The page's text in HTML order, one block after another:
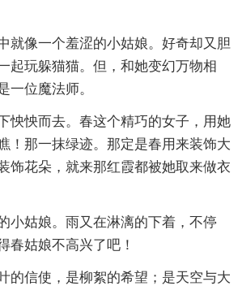
就像一个羞涩的小姑娘。好奇却又胆
起玩躲猫猫。但，和她变幻万物相
一位魔法师。
怏怏而去。春这个精巧的女子，用她
！那一抹绿迹。那定是春用来装饰大
饰花朵，就来那红霞都被她取来做衣
小姑娘。雨又在淋漓的下着，不停
春姑娘不高兴了吧！
的信使，是柳絮的希望；是天空与大